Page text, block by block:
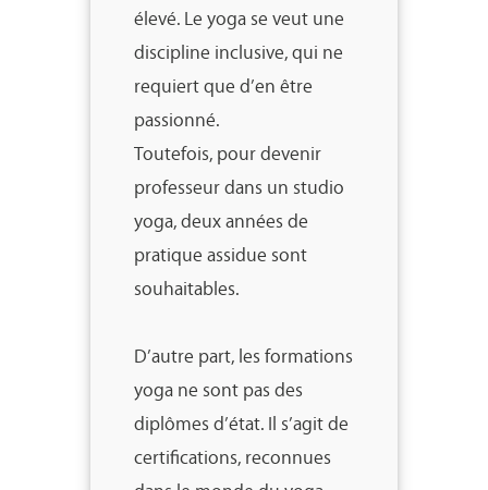
élevé. Le yoga se veut une
discipline inclusive, qui ne
requiert que d’en être
passionné.
Toutefois, pour devenir
professeur dans un studio
yoga, deux années de
pratique assidue sont
souhaitables.
D’autre part, les formations
yoga ne sont pas des
diplômes d’état. Il s’agit de
certifications, reconnues